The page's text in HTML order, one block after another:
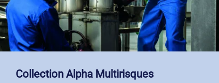
Collection Alpha Multirisques